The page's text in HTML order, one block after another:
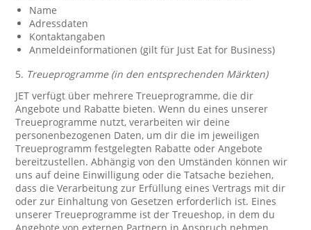
Name
Adressdaten
Kontaktangaben
Anmeldeinformationen (gilt für Just Eat for Business)
5. Treueprogramme (in den entsprechenden Märkten)
JET verfügt über mehrere Treueprogramme, die dir
Angebote und Rabatte bieten. Wenn du eines unserer
Treueprogramme nutzt, verarbeiten wir deine
personenbezogenen Daten, um dir die im jeweiligen
Treueprogramm festgelegten Rabatte oder Angebote
bereitzustellen. Abhängig von den Umständen können wir
uns auf deine Einwilligung oder die Tatsache beziehen,
dass die Verarbeitung zur Erfüllung eines Vertrags mit dir
oder zur Einhaltung von Gesetzen erforderlich ist. Eines
unserer Treueprogramme ist der Treueshop, in dem du